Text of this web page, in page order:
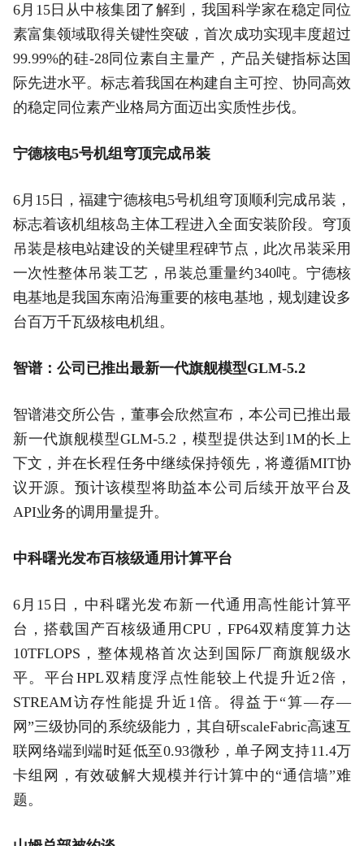
6月15日从中核集团了解到，我国科学家在稳定同位
素富集领域取得关键性突破，首次成功实现丰度超过
99.99%的硅-28同位素自主量产，产品关键指标达国
际先进水平。标志着我国在构建自主可控、协同高效
的稳定同位素产业格局方面迈出实质性步伐。
宁德核电5号机组穹顶完成吊装
6月15日，福建宁德核电5号机组穹顶顺利完成吊装，
标志着该机组核岛主体工程进入全面安装阶段。穹顶
吊装是核电站建设的关键里程碑节点，此次吊装采用
一次性整体吊装工艺，吊装总重量约340吨。宁德核
电基地是我国东南沿海重要的核电基地，规划建设多
台百万千瓦级核电机组。
智谱：公司已推出最新一代旗舰模型GLM-5.2
智谱港交所公告，董事会欣然宣布，本公司已推出最
新一代旗舰模型GLM-5.2，模型提供达到1M的长上
下文，并在长程任务中继续保持领先，将遵循MIT协
议开源。预计该模型将助益本公司后续开放平台及
API业务的调用量提升。
中科曙光发布百核级通用计算平台
6月15日，中科曙光发布新一代通用高性能计算平
台，搭载国产百核级通用CPU，FP64双精度算力达
10TFLOPS，整体规格首次达到国际厂商旗舰级水
平。平台HPL双精度浮点性能较上代提升近2倍，
STREAM访存性能提升近1倍。得益于“算—存—
网”三级协同的系统级能力，其自研scaleFabric高速互
联网络端到端时延低至0.93微秒，单子网支持11.4万
卡组网，有效破解大规模并行计算中的“通信墙”难
题。